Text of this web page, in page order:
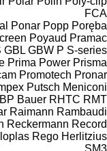
FCA
Ponar Popp Poręba
Poyaud Pramac
GBL GBW P S-series
Prima Power Prisma
Promotech Pronar
Putsch Meniconi
Bauer RHTC RMT
Raimann Rambaudi
Reckermann Record
Rego Herlitzius
SM3